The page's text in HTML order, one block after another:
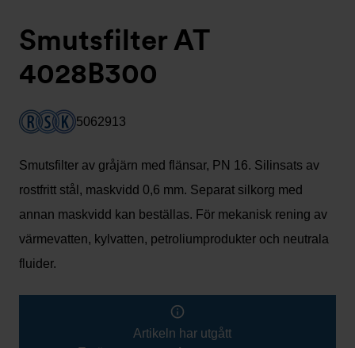
Smutsfilter AT
4028B300
5062913
Smutsfilter av gråjärn med flänsar, PN 16. Silinsats av
rostfritt stål, maskvidd 0,6 mm. Separat silkorg med
annan maskvidd kan beställas. För mekanisk rening av
värmevatten, kylvatten, petroliumprodukter och neutrala
fluider.
Artikeln har utgått